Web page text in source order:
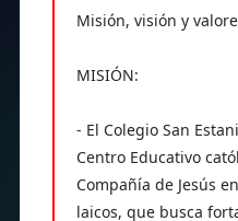
Misión, visión y
MISIÓN:
- El Colegio San
Centro Educativo
Compañía de Jesús
laicos, que busca